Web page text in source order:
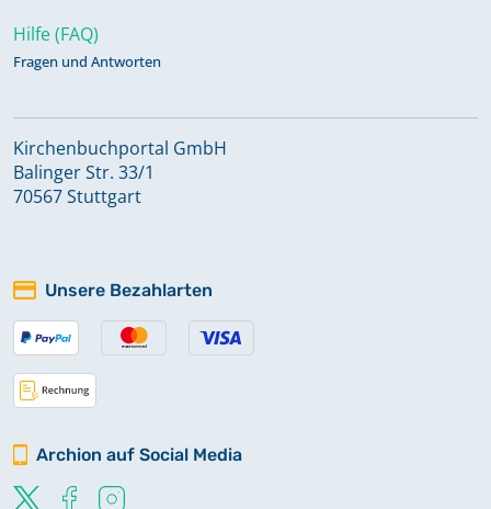
Hilfe (FAQ)
Fragen und Antworten
Kirchenbuchportal GmbH
Balinger Str. 33/1
70567 Stuttgart
Unsere Bezahlarten
Archion auf Social Media